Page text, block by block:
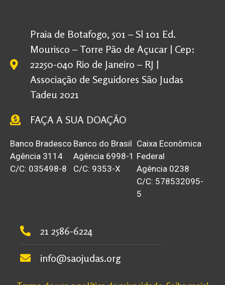
Praia de Botafogo, 501 – Sl 101 Ed.
Mourisco – Torre Pão de Açucar | Cep:
22250-040 Rio de Janeiro – RJ |
Associação de Seguidores São Judas
Tadeu 2021
FAÇA A SUA DOAÇÃO
Banco Bradesco
Agência 3114
C/C: 035498-8
Banco do Brasil
Agência 6998-1
C/C: 9353-X
Caixa Econômica
Federal
Agência 0238
C/C: 578532095-
5
21 2586-6224
info@saojudas.org